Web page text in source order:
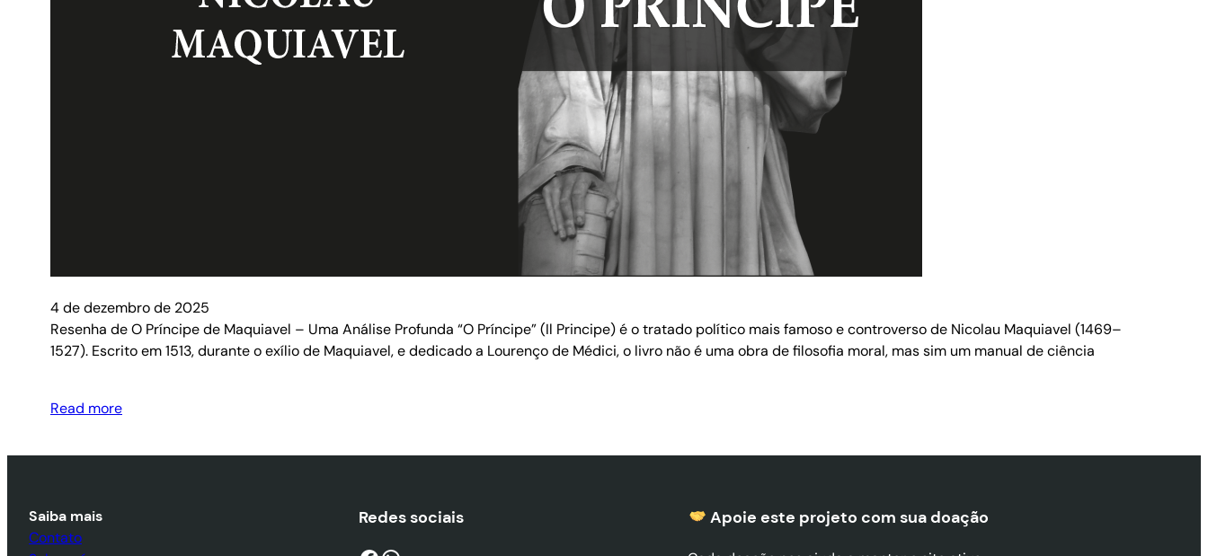
4 de dezembro de 2025
Resenha de O Príncipe de Maquiavel – Uma Análise Profunda “O Príncipe” (Il Principe) é o tratado político mais famoso e controverso de Nicolau Maquiavel (1469–
1527). Escrito em 1513, durante o exílio de Maquiavel, e dedicado a Lourenço de Médici, o livro não é uma obra de filosofia moral, mas sim um manual de ciência
Read more
Saiba mais
Contato
Redes sociais Apoie este projeto com sua doação